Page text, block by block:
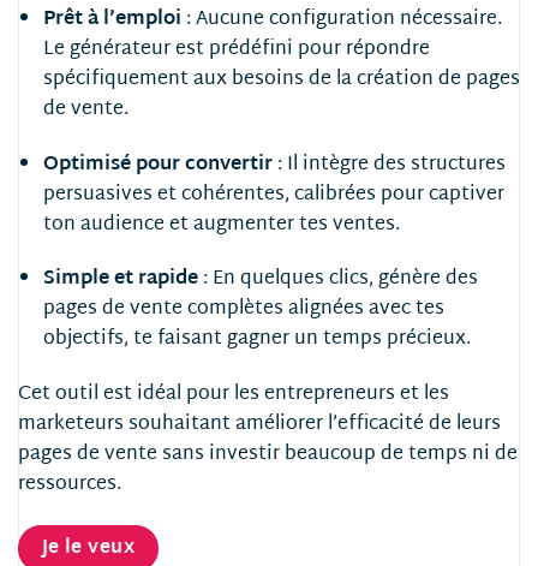
Prêt à l’emploi :Aucune configuration nécessaire.
Le générateur est prédéfini pour répondre
spécifiquement aux besoins de la création de pages
de vente.
Optimisé pour convertir: Il intègre des structures
persuasives et cohérentes, calibrées pour captiver
ton audience et augmenter tes ventes.
Simple et rapide: En quelques clics, génère des
pages de vente complètes alignées avec tes
objectifs, te faisant gagner un temps précieux.
Cet outil est idéal pour les entrepreneurs et les
marketeurs souhaitant améliorer l’efficacité de leurs
pages de vente sans investir beaucoup de temps ni de
ressources.
Je le veux